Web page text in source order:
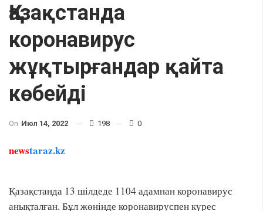
Қазақстанда
коронавирус
жұқтырғандар қайта
көбейді
On Июл 14, 2022 198 0
newstaraz.kz
Қазақстанда 13 шілдеде 1104 адамнан коронавирус
анықталған. Бұл жөнінде коронавируспен күрес